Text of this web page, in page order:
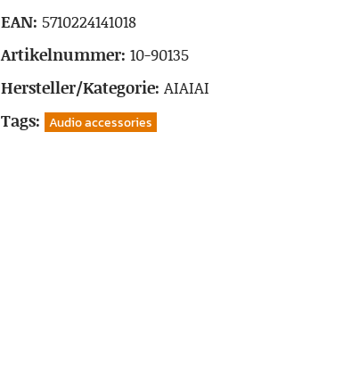
EAN: 5710224141018
Artikelnummer: 10-90135
Hersteller/Kategorie: AIAIAI
Tags: Audio accessories